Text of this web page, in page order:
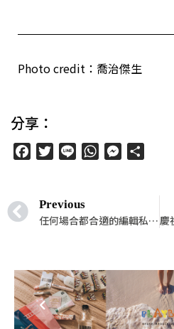
Photo credit：喬治傑生
分享：
FacebookTwitter
Line WhatsAppMessenger
Previous
任何場合都合適的編輯私心推薦包五款介紹，絕對沒有小廢包！